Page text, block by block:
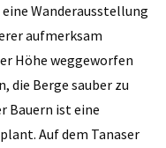
Wanderausstellung
aufmerksam
Höhe weggeworfen
die Berge sauber zu
Bauern ist eine
Auf dem Tanaser